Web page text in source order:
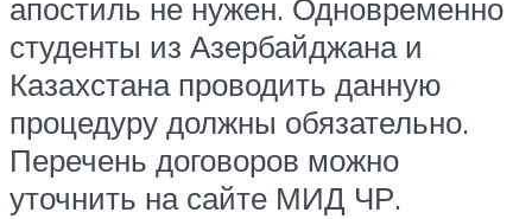
апостиль не нужен. Одновременно
студенты из Азербайджана и
Казахстана проводить данную
процедуру должны обязательно.
Перечень договоров можно
уточнить на сайте МИД ЧР.